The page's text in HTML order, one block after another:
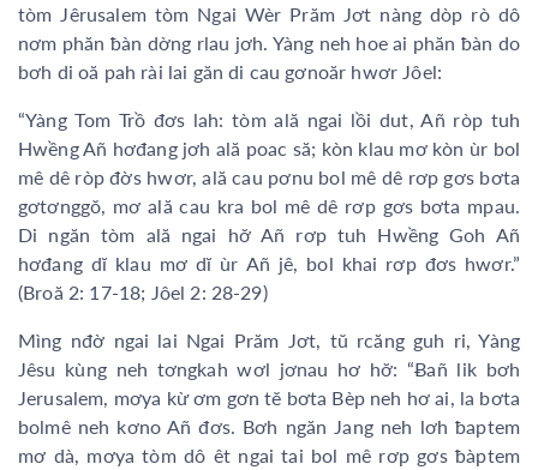
tòm Jêrusalem tòm Ngai Wèr Prăm Jơt nàng dòp rò dô
nơm phăn ƀàn dờng rlau jơh. Yàng neh hoe ai phăn ƀàn do
bơh di oă pah rài lai găn di cau gơnoăr hwơr Jôel:
“Yàng Tom Trồ đơs lah: tòm ală ngai lồi dut, Añ ròp tuh
Hwềng Añ hơđang jơh ală poac să; kòn klau mơ kòn ùr bol
mê dê ròp đờs hwơr, ală cau pơnu bol mê dê rơp gơs bơta
gơtơnggŏ, mơ ală cau kra bol mê dê rơp gơs bơta mpau.
Di ngăn tòm ală ngai hơ̆ Añ rơp tuh Hwềng Goh Añ
hơđang dĭ klau mơ dĭ ùr Añ jê, bol khai rơp đơs hwơr.”
(Broă 2: 17-18; Jôel 2: 28-29)
Mìng nđờ ngai lai Ngai Prăm Jơt, tŭ rcăng guh ri, Yàng
Jêsu kùng neh tơngkah wơl jơnau hơ hơ̆: “Ƀañ lik bơh
Jerusalem, mơya kừ ơm gơn tĕ bơta Bèp neh hơ ai, la bơta
bolmê neh kơno Añ đơs. Bơh ngăn Jang neh lơh ƀaptem
mơ dà, mơya tòm dô êt ngai tai bol mê rơp gơs ƀàptem